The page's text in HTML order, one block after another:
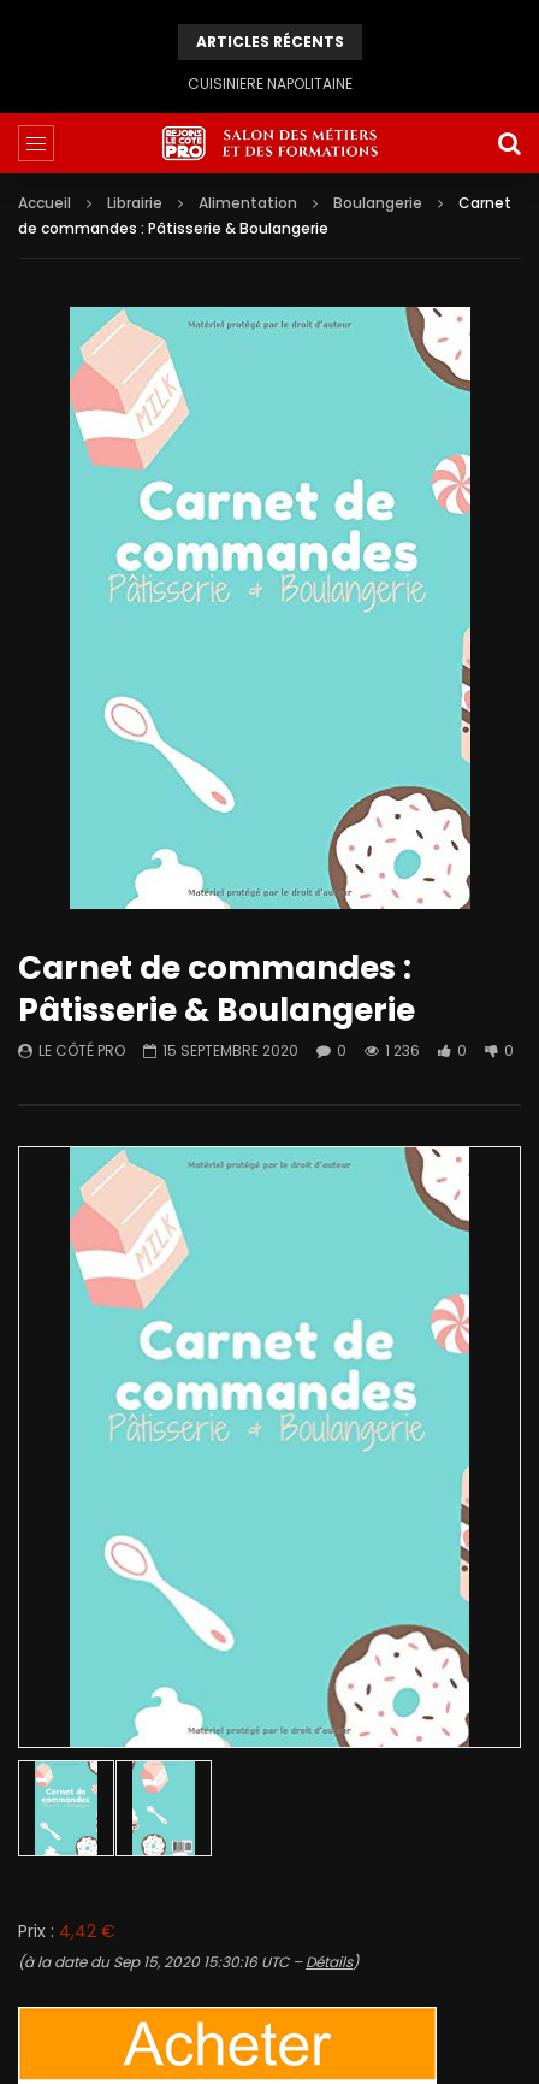
ARTICLES RÉCENTS
CUISINIERE NAPOLITAINE
Accueil Librairie Alimentation Boulangerie
Carnet
de commandes : Pâtisserie & Boulangerie
Carnet de commandes :
Pâtisserie & Boulangerie
LE CÔTÉ PRO 15 SEPTEMBRE 2020 0 1 236 0 0
Prix : 4,42 €
(à la date du Sep 15, 2020 15:30:16 UTC –Détails)